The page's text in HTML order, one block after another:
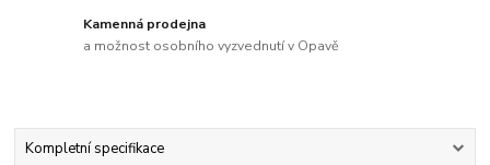
Kamenná prodejna
a možnost osobního vyzvednutí v Opavě
Kompletní specifikace